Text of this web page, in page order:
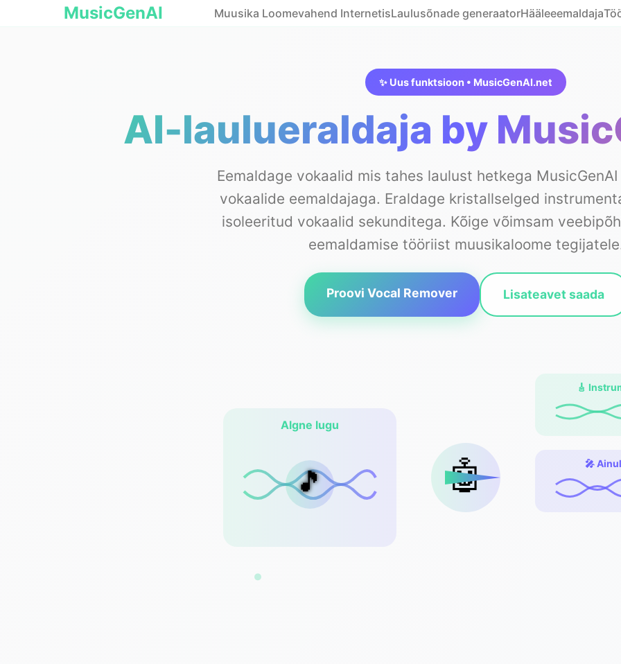
MusicGenAI Muusika Loomevahend InternetisLaulusõnade generaatorHääleeemaldaja
✨ Uus funktsioon • MusicGenAI.net
AI-laulueraldaja by
Eemaldage vokaalid mis tahes laulust hetkega
vokaalide eemaldajaga. Eraldage kristallselged
isoleeritud vokaalid sekunditega. Kõige võimsam
eemaldamise tööriist muusikaloome
Proovi Vocal Remover Lisateavet saada
Algne lugu
🎵 🤖
🎸
🎤